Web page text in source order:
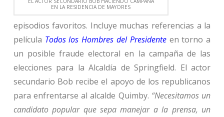
EN LA RESIDENCIA DE MAYORES
episodios favoritos. Incluye muchas referencias a la
película Todos los Hombres del Presidenteen torno a
un posible fraude electoral en la campaña de las
elecciones para la Alcaldía de Springfield. El actor
secundario Bob recibe el apoyo de los republicanos
para enfrentarse al alcalde Quimby. “Necesitamos un
candidato popular que sepa manejar a la prensa, un